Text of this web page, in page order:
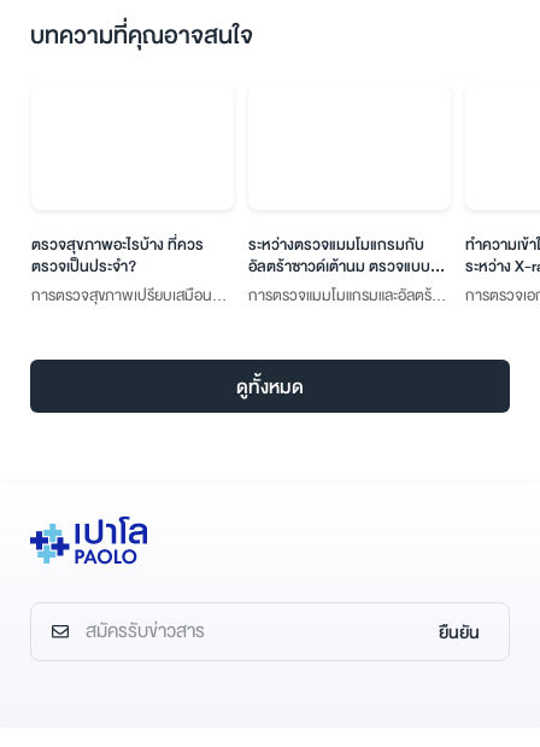
บทความที่คุณอาจสนใจ
ตรวจสุขภาพอะไรบ้าง ที่ควร
ตรวจเป็นประจำ?
การตรวจสุขภาพเปรียบเสมือน
ดีอยู่หรือไม่ ทั้งยังเป็นการค้นหา
ระหว่างตรวจแมมโมแกรมกับ
อัลตร้าซาวด์เต้านม ตรวจแบบ
ไหนดีกว่ากัน!
การตรวจแมมโมแกรมและอัลตร้า
ต่างกันอย่างเห็นได้ชัด ซึ่งจะมีอะไร
บ้าง? บทความนี้มีคำตอบ
ทำความเข้
ระหว่าง
การตรวจเอ
คลื่นแม่เห
ดูทั้งหมด
ยืนยัน